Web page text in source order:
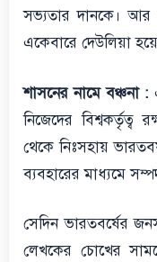
সভ্যতার দানকে। আর
একেবারে দেউলিয়া
শাসনের নামে বঞ্চনা :
নিজেদের
থেকে নিঃসহায়
ব্যবহারের মাধ্যমে
সেদিন ভারতবর্ষের
লেখকের চোখের